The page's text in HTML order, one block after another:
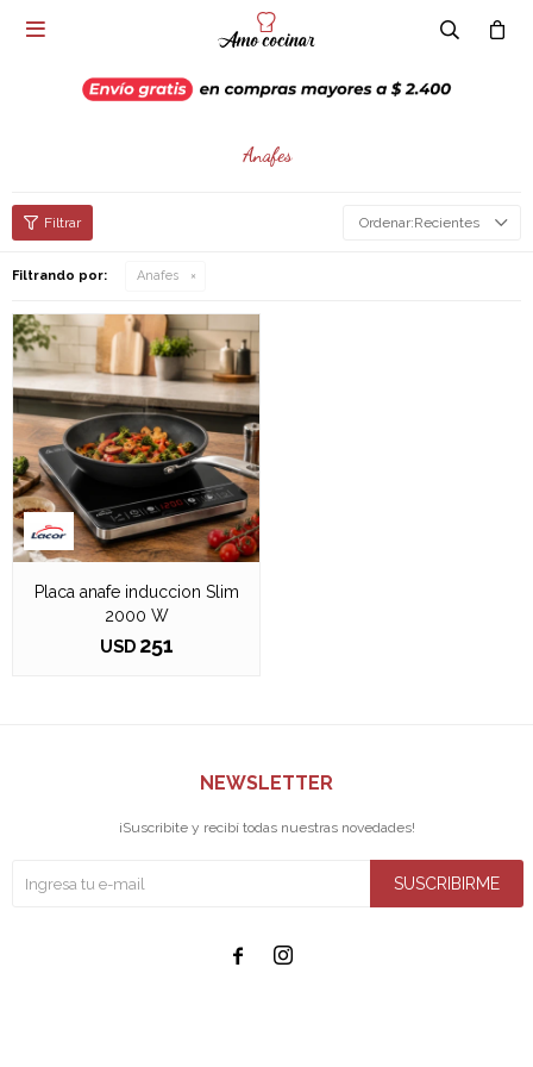

Anafes
Recientes
Filtrando por: Anafes
Placa anafe induccion Slim
2000 W
USD 251
NEWSLETTER
¡Suscribite y recibí todas nuestras novedades!
SUSCRIBIRME
 